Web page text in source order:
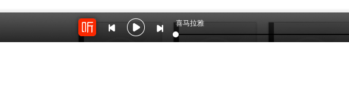
喜马拉雅